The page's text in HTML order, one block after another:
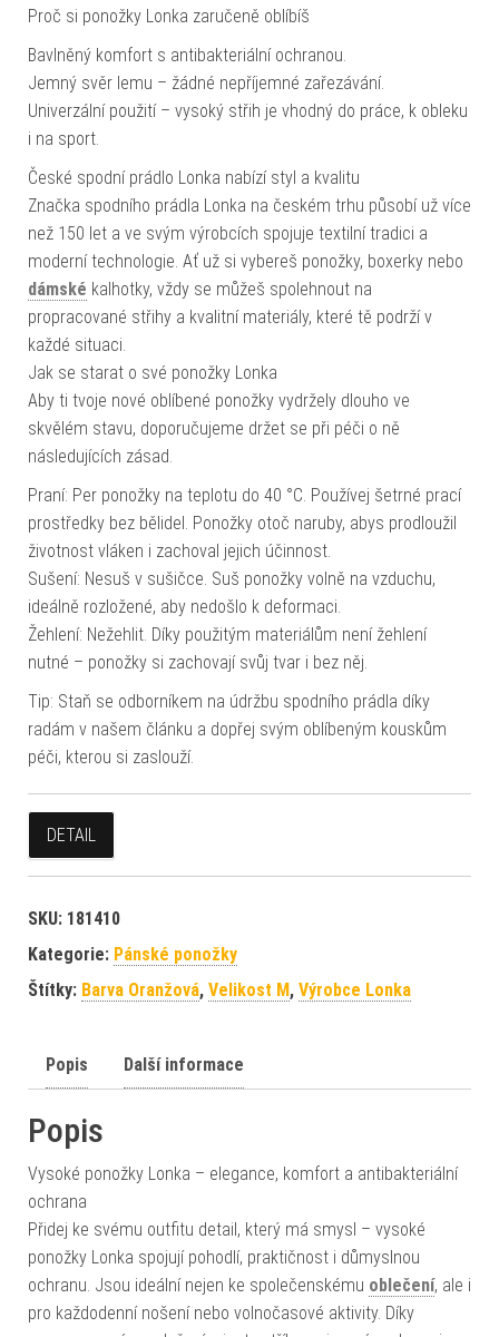
Proč si ponožky Lonka zaručeně oblíbíš
Bavlněný komfort s antibakteriální ochranou.
Jemný svěr lemu – žádné nepříjemné zařezávání.
Univerzální použití – vysoký střih je vhodný do práce, k obleku
i na sport.
České spodní prádlo Lonka nabízí styl a kvalitu
Značka spodního prádla Lonka na českém trhu působí už více
než 150 let a ve svým výrobcích spojuje textilní tradici a
moderní technologie. Ať už si vybereš ponožky, boxerky nebo
dámské kalhotky, vždy se můžeš spolehnout na
propracované střihy a kvalitní materiály, které tě podrží v
každé situaci.
Jak se starat o své ponožky Lonka
Aby ti tvoje nové oblíbené ponožky vydržely dlouho ve
skvělém stavu, doporučujeme držet se při péči o ně
následujících zásad.
Praní: Per ponožky na teplotu do 40 °C. Používej šetrné prací
prostředky bez bělidel. Ponožky otoč naruby, abys prodloužil
životnost vláken i zachoval jejich účinnost.
Sušení: Nesuš v sušičce. Suš ponožky volně na vzduchu,
ideálně rozložené, aby nedošlo k deformaci.
Žehlení: Nežehlit. Díky použitým materiálům není žehlení
nutné – ponožky si zachovají svůj tvar i bez něj.
Tip: Staň se odborníkem na údržbu spodního prádla díky
radám v našem článku a dopřej svým oblíbeným kouskům
péči, kterou si zaslouží.
DETAIL
SKU: 181410
Kategorie: Pánské ponožky
Štítky: Barva Oranžová, Velikost M, Výrobce Lonka
Popis Další informace
Popis
Vysoké ponožky Lonka – elegance, komfort a antibakteriální
ochrana
Přidej ke svému outfitu detail, který má smysl – vysoké
ponožky Lonka spojují pohodlí, praktičnost i důmyslnou
ochranu. Jsou ideální nejen ke společenskému oblečení, ale i
pro každodenní nošení nebo volnočasové aktivity. Díky